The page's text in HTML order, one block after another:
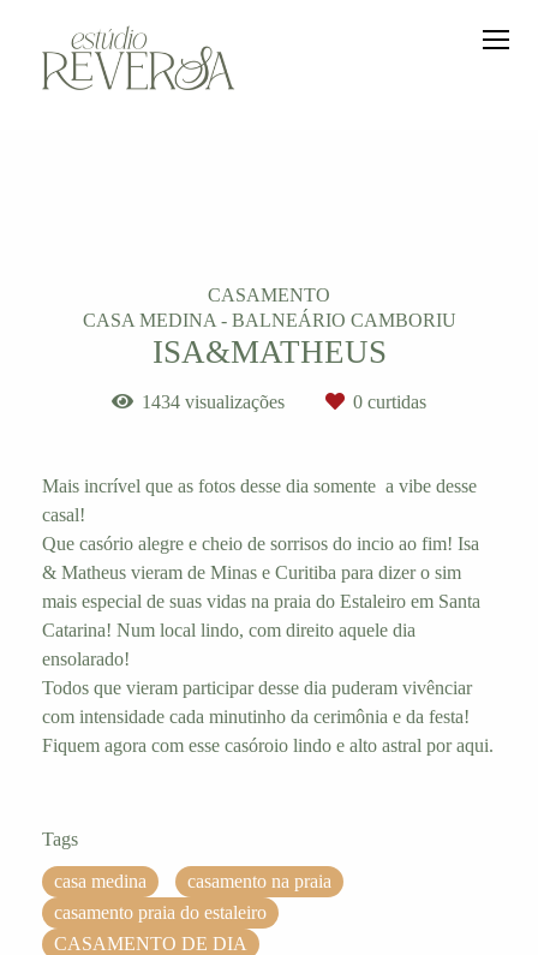
CASAMENTO
CASA MEDINA - BALNEÁRIO CAMBORIU
ISA&MATHEUS
1434 visualizações 0 curtidas
Mais incrível que as fotos desse dia somente a vibe desse
casal!
Que casório alegre e cheio de sorrisos do incio ao fim! Isa
& Matheus vieram de Minas e Curitiba para dizer o sim
mais especial de suas vidas na praia do Estaleiro em Santa
Catarina! Num local lindo, com direito aquele dia
ensolarado!
Todos que vieram participar desse dia puderam vivênciar
com intensidade cada minutinho da cerimônia e da festa!
Fiquem agora com esse casóroio lindo e alto astral por aqui.
Tags
casa medina
casamento na praia
casamento praia do estaleiro
CASAMENTO DE DIA